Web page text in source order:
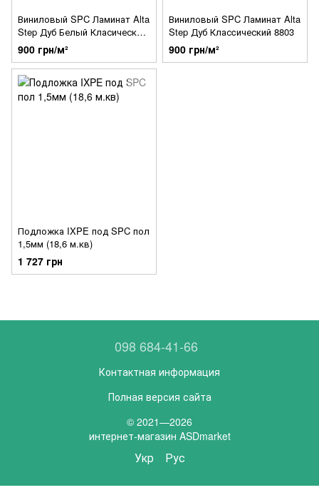
Виниловый SPC Ламинат Alta
Step Дуб Белый Класический
8809
900 грн/м²
Виниловый SPC Ламинат Alta
Step Дуб Класcический 8803
900 грн/м²
Подложка IXPE под SPC пол
1,5мм (18,6 м.кв)
1 727 грн
098 684-41-66
Контактная информация
Полная версия сайта
© 2021—2026
интернет-магазин ASDmarket
Укр Рус